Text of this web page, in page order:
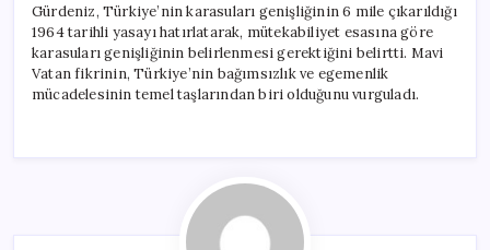
Gürdeniz, Türkiye’nin karasuları genişliğinin 6 mile çıkarıldığı
1964 tarihli yasayı hatırlatarak, mütekabiliyet esasına göre
karasuları genişliğinin belirlenmesi gerektiğini belirtti. Mavi
Vatan fikrinin, Türkiye’nin bağımsızlık ve egemenlik
mücadelesinin temel taşlarından biri olduğunu vurguladı.